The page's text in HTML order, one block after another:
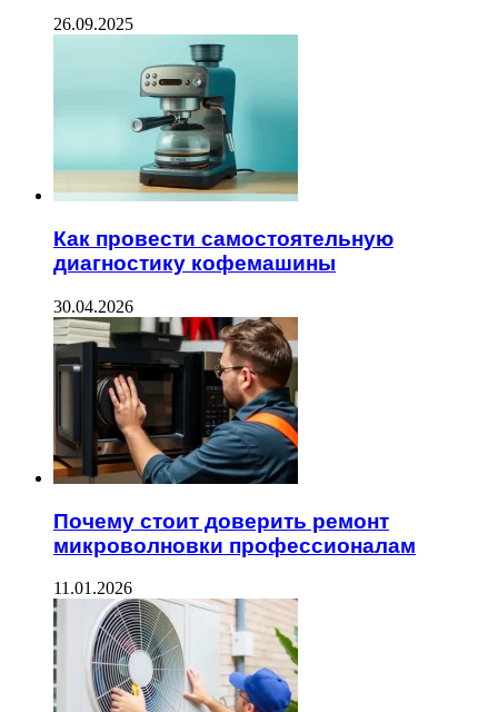
26.09.2025
Как провести самостоятельную
диагностику кофемашины
30.04.2026
Почему стоит доверить ремонт
микроволновки профессионалам
11.01.2026